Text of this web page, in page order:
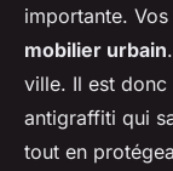
importante.
mobilier urbain
ville. Il est donc
antigraffiti qui
tout en